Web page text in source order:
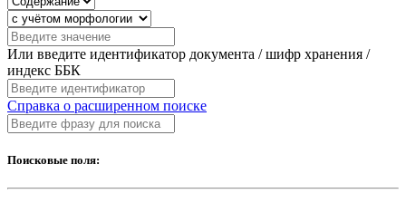
Или введите идентификатор документа / шифр хранения /
индекс ББК
Справка о расширенном поиске
Поисковые поля: